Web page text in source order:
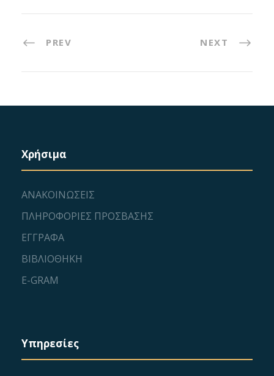
PREV NEXT
Χρήσιμα
ΑΝΑΚΟΙΝΩΣΕΙΣ
ΠΛΗΡΟΦΟΡΙΕΣ ΠΡΟΣΒΑΣΗΣ
ΕΓΓΡΑΦΑ
ΒΙΒΛΙΟΘΗΚΗ
E-GRAM
Υπηρεσίες